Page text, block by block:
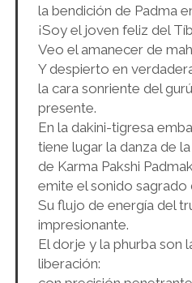
la bendición de Padma
¡Soy el joven feliz del
Veo el amanecer de
Y despierto en
la cara sonriente del
presente.
En la dakini-tigresa
tiene lugar la danza de
de Karma Pakshi
emite el sonido sagrado
Su flujo de energía del
impresionante.
El dorje y la phurba son
liberación: